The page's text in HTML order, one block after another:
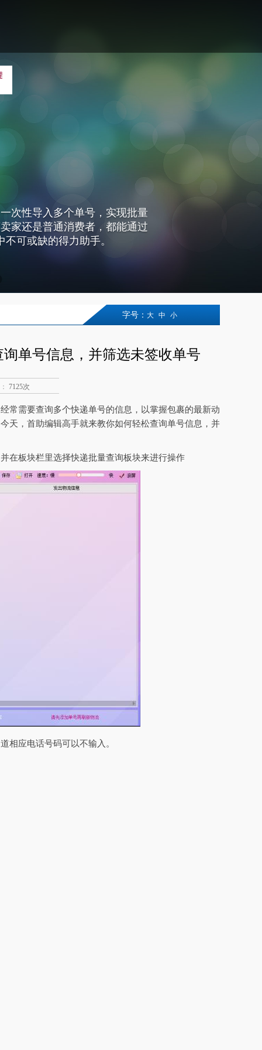
字号： 大 中 小
单号信息，并筛选未签收单号
7125次
常需要查询多个快递单号的信息，以掌握包裹的最新动
天，首助编辑高手就来教你如何轻松查询单号信息，并
在板块栏里选择快递批量查询板块来进行操作
相应电话号码可以不输入。